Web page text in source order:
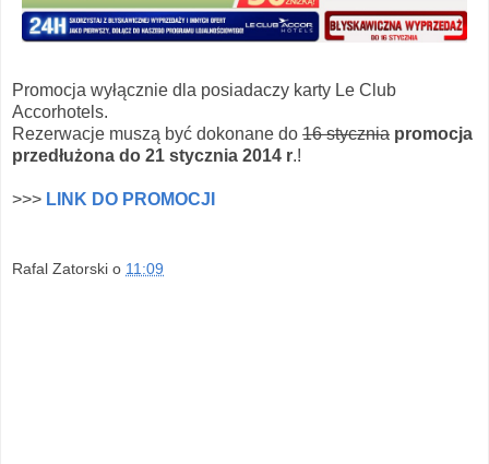
Promocja wyłącznie dla posiadaczy karty Le Club
Accorhotels.
Rezerwacje muszą być dokonane do 16 stycznia promocja
przedłużona do 21 stycznia 2014 r.!
>>> LINK DO PROMOCJI
Rafal Zatorski o 11:09